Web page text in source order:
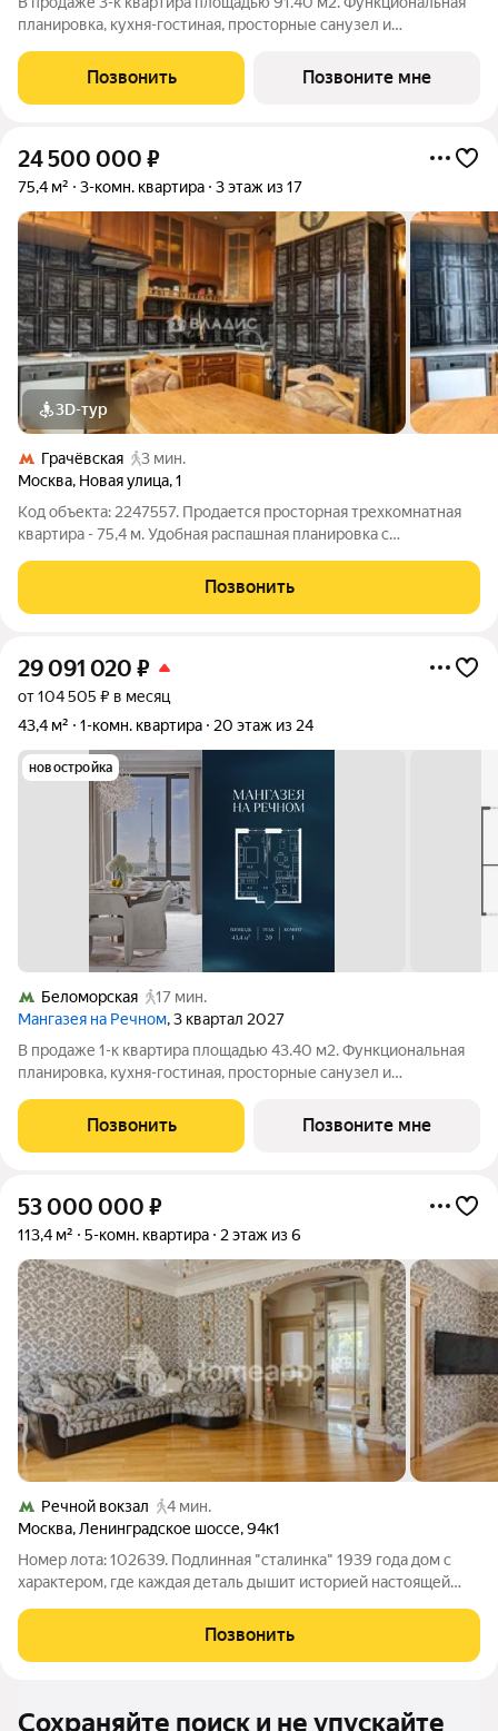
планировка, кухня-гостиная, просторные санузел и
этажного дома. Стоимость указана с учетом скидки 15%,
экономия составит 8 563 266 рублей!
Позвонить Позвоните мне
24 500 000 ₽
75,4 м² 3-комн. квартира 3 этаж из 17
3D-тур
Грачёвская
3 мин.
Москва, Новая улица,1
Код объекта: 2247557. Продается просторная трехкомнатная
квартира - 75,4 м. Удобная распашная планировка с
м Два застекленных балкона (4.6м+1.8м) Просторный холл 7.3
м, коридор 6.1м Ванная
Позвонить
29 091 020 ₽
от 104 505 ₽ в месяц
43,4 м²
1-комн. квартира 20 этаж из 24
новостройка
Беломорская
17 мин.
Мангазея на Речном, 3 квартал 2027
В продаже 1-к квартира площадью 43.40 м2. Функциональная
планировка, кухня-гостиная, просторные санузел и
этажного дома. Условия покупки: - Семейная ипотека от 3,5%
на весь срок; - Ипотека 0,11% на
Позвонить Позвоните мне
53 000 000 ₽
113,4 м² 5-комн. квартира 2 этаж из 6
Речной вокзал
4 мин.
Москва, Ленинградское шоссе,94к1
Номер лота: 102639. Подлинная "сталинка" 1939 года дом с
характером, где каждая деталь дышит историей настоящей
стены с исключительной шумо- и теплоизоляцией. Квартира
на 2 этаже 6-этажного
Позвонить
Сохраняйте поиск и не упускайте